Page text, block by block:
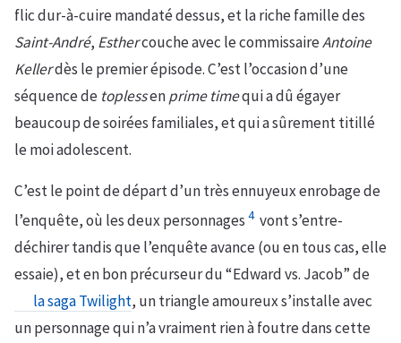
flic dur-à-cuire mandaté dessus, et la riche famille des
Saint-André, Esthercouche avec le commissaireAntoine
Kellerdès le premier épisode. C’est l’occasion d’une
séquence de toplessenprime timequi a dû égayer
beaucoup de soirées familiales, et qui a sûrement titillé
le moi adolescent.
C’est le point de départ d’un très ennuyeux enrobage de
l’enquête, où les deux personnages 4 vont s’entre-
déchirer tandis que l’enquête avance (ou en tous cas, elle
essaie), et en bon précurseur du “Edward vs. Jacob” de
la saga Twilight, un triangle amoureux s’installe avec
un personnage qui n’a vraiment rien à foutre dans cette